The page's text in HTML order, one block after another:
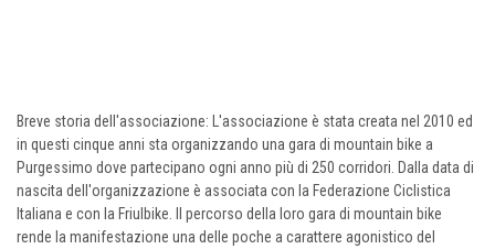
Breve storia dell'associazione: L'associazione è stata creata nel 2010 ed
in questi cinque anni sta organizzando una gara di mountain bike a
Purgessimo dove partecipano ogni anno più di 250 corridori. Dalla data di
nascita dell'organizzazione è associata con la Federazione Ciclistica
Italiana e con la Friulbike. Il percorso della loro gara di mountain bike
rende la manifestazione una delle poche a carattere agonistico del